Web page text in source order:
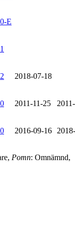
E
2018-07-18
2011-11-25
2016-09-16
Pomn: Omnämnd,